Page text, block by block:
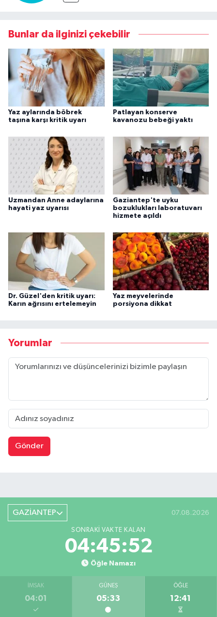
Bunlar da ilginizi çekebilir
Yaz aylarında böbrek
taşına karşı kritik uyarı
Patlayan konserve
kavanozu bebeği yaktı
Uzmandan Anne adaylarına
hayati yaz uyarısı
Gaziantep'te uyku
bozuklukları laboratuvarı
hizmete açıldı
Dr. Güzel'den kritik uyarı:
Karın ağrısını ertelemeyin
Yaz meyvelerinde
porsiyona dikkat
Yorumlar
Gönder
GAZİANTEP 07.08.2026
SONRAKI VAKTE KALAN
04:45:51
Öğle Namazı
İMSAK
04:01
GÜNEŞ
05:33
ÖĞLE
12:41